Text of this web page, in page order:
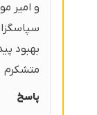
و امیر
بهبود
متشکرم
پاسخ